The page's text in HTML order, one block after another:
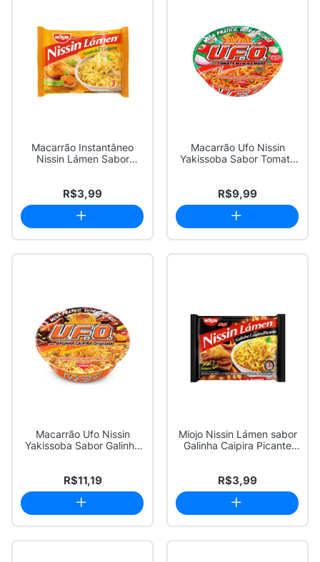
Macarrão Instantâneo
Nissin Lámen Sabor
R$3,99
Macarrão Ufo Nissin
Yakissoba Sabor Tomate
R$9,99
Macarrão Ufo Nissin
Yakissoba Sabor Galinha
R$11,19
Miojo Nissin Lámen sabor
Galinha Caipira Picante
R$3,99